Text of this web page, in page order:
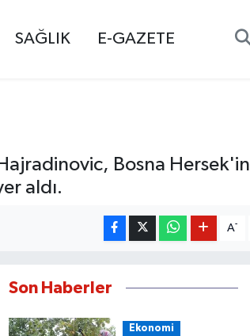
SAĞLIK E-GAZETE
Bosna Hersek'in
aldı.
A-
Son Haberler
Ekonomi